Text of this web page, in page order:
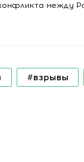
между
#взрывы